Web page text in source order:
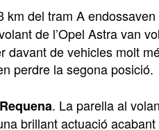
km del tram A
de l’Opel Astra van
davant de vehicles molt
perdre la segona posició.
. La parella al
brillant actuació